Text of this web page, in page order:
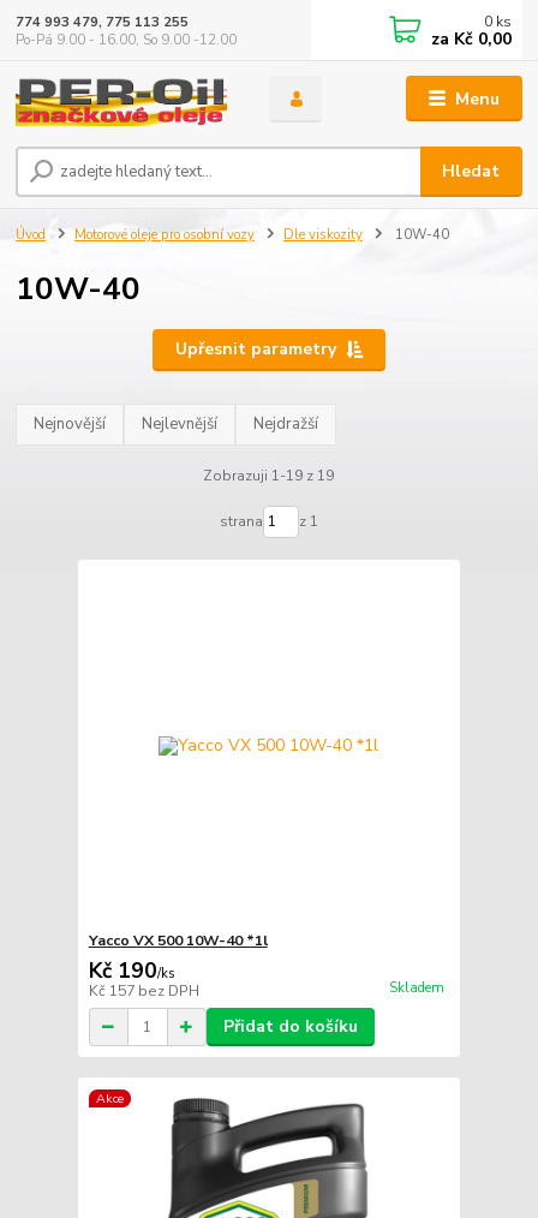
Menu
Hledat
774 993 479, 775 113 255
Po-Pá 9.00 - 16.00, So 9.00 -12.00
0 ks
za Kč 0,00
Úvod Motorové oleje pro osobní vozy Dle viskozity 10W-40
10W-40
Upřesnit parametry
Nejnovější Nejlevnější Nejdražší
Zobrazuji 1-19 z 19
strana z 1
Yacco VX 500 10W-40 *1l
Kč 190/ks
Kč 157 bez DPH Skladem
Přidat do košíku
Akce